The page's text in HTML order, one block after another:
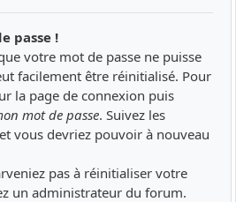
passe !
votre mot de passe ne puisse
facilement être réinitialisé. Pour
la page de connexion puis
mot de passe. Suivez les
vous devriez pouvoir à nouveau
pas à réinitialiser votre
un administrateur du forum.